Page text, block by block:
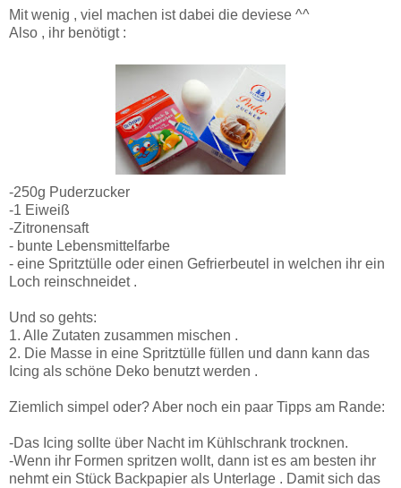
Mit wenig , viel machen ist dabei die deviese ^^
Also , ihr benötigt :
-250g Puderzucker
-1 Eiweiß
-Zitronensaft
- bunte Lebensmittelfarbe
- eine Spritztülle oder einen Gefrierbeutel in welchen ihr ein
Loch reinschneidet .
Und so gehts:
1. Alle Zutaten zusammen mischen .
2. Die Masse in eine Spritztülle füllen und dann kann das
Icing als schöne Deko benutzt werden .
Ziemlich simpel oder? Aber noch ein paar Tipps am Rande:
-Das Icing sollte über Nacht im Kühlschrank trocknen.
-Wenn ihr Formen spritzen wollt, dann ist es am besten ihr
nehmt ein Stück Backpapier als Unterlage . Damit sich das